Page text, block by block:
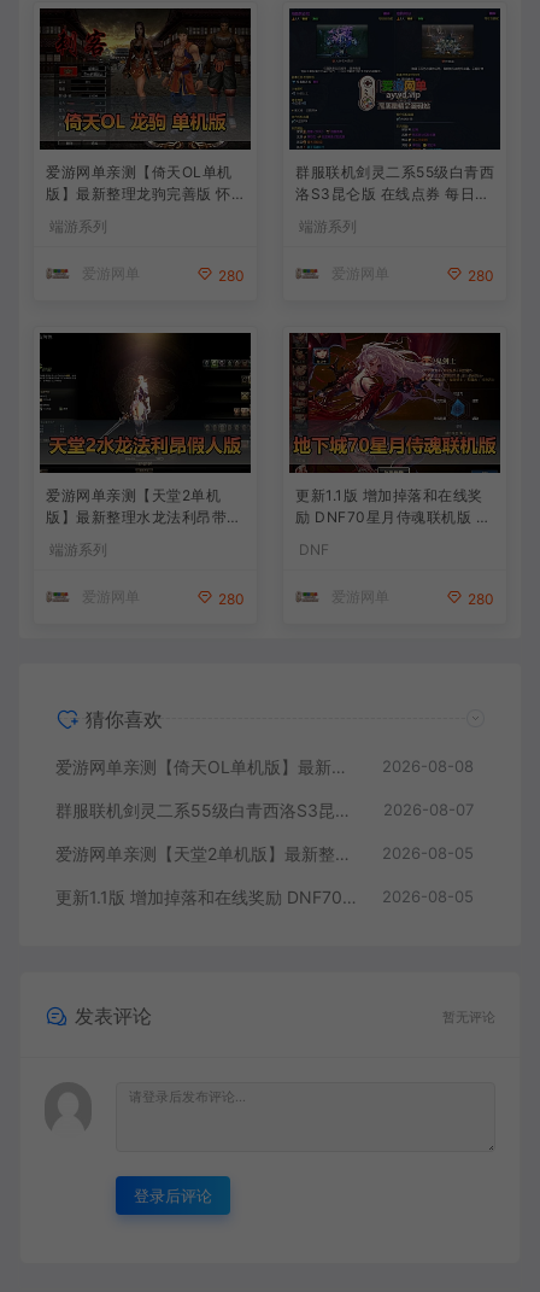
爱游网单亲测【倚天OL单机
版】最新整理龙驹完善版 怀
发物品装备 虚拟机一键端 视
端游系列
爱游网单 280
群服联机剑灵二系55级白青西
洛S3昆仑版 在线点券 每日礼
端游系列
爱游网单 280
爱游网单亲测【天堂2单机
版】最新整理水龙法利昂带假
人商业端制作单机 内置多功
能GM控制台 可发物品装备
端游系列
爱游网单 280
更新1.1版 增加掉落和在线奖
励 DNF70星月侍魂联机版 丰
辟邪玉 皮肤外观 BUFF技能徽
珠等 在线点 装备靠爆
DNF
爱游网单 280
猜你喜欢
爱游网单亲测【倚天OL单机版】最新整理龙驹完善版 怀旧武侠网游单机 带GM工具可发物品装备 虚拟机一键端 视频安装教学 2026-08-08
群服联机剑灵二系55级白青西洛S3昆仑版 在线点券 每日礼包 复古玩法 2026-08-07
爱游网单亲测【天堂2单机版】最新整理水龙法利昂带假人商业端制作单机 内置多功能GM控制台 可发物品装备 虚拟机一键端 视频安装教学 2026-08-05
更新1.1版 增加掉落和在线奖励 DNF70星月侍魂联机版 丰富异次元技能装备词条 护石 辟邪玉 皮肤外观 BUFF技能徽章 史诗装备特效徽章 技能宝珠等 在线点 装备靠爆 2026-08-05
发表评论 暂无评论
登录后评论